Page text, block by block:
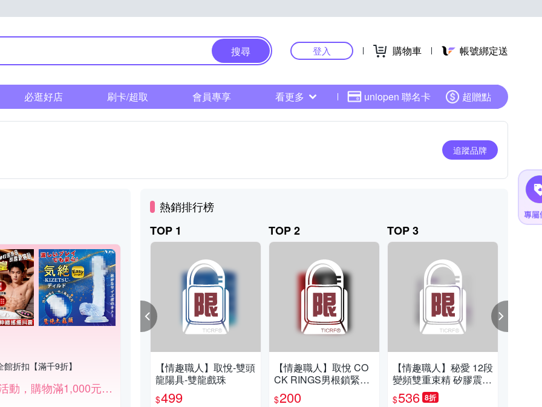
搜尋 登入 購物車 帳號綁定送
必逛好店 刷卡/超取 會員專享 看更多 uniopen 聯名卡 超贈點
追蹤品牌
館折扣【滿千9折】
滿額折扣活動，購物滿1,000元打9折。
熱銷排行榜
TOP 1
【情趣職人】取悅-雙頭
龍陽具-雙龍戲珠
$499
TOP 2
【情趣職人】取悅 CO
CK RINGS男根鎖緊環-
A-萌寵兔耳款
$200
TOP 3
【情趣職人】秘愛 12段
變頻雙重束精 矽膠震動
鎖精環
$536 8折